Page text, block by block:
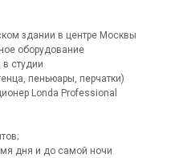
здании в центре Москвы
оборудование
студии
пеньюары, перчатки)
Londa Professional
дня и до самой ночи